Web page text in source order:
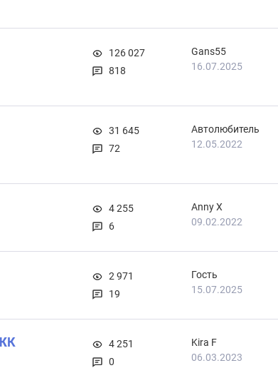
126 027
818
Gans55
16.07.2025
31 645
72
Автолюбитель
12.05.2022
4 255
6
Anny X
09.02.2022
2 971
19
Гость
15.07.2025
4 251
0
Kira F
06.03.2023